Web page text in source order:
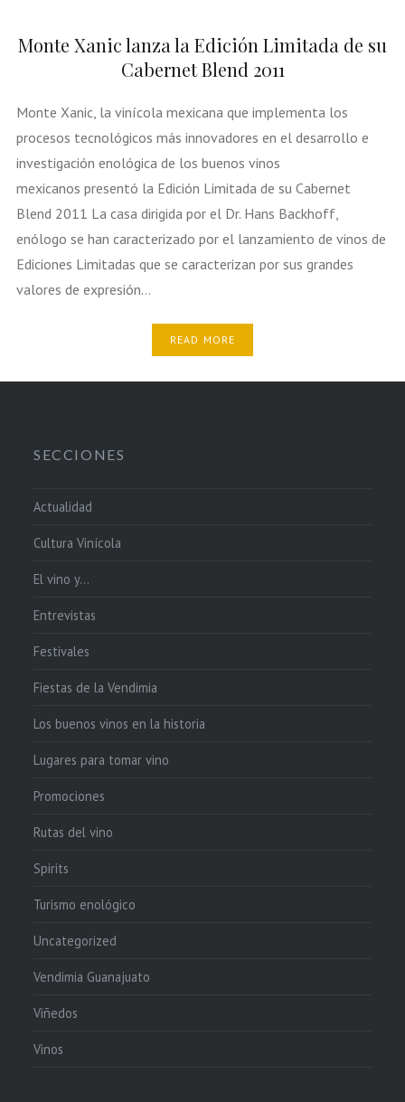
Monte Xanic lanza la Edición Limitada de su
Cabernet Blend 2011
Monte Xanic, la vinícola mexicana que implementa los
procesos tecnológicos más innovadores en el desarrollo e
investigación enológica de los buenos vinos
mexicanos presentó la Edición Limitada de su Cabernet
Blend 2011 La casa dirigida por el Dr. Hans Backhoff,
enólogo se han caracterizado por el lanzamiento de vinos de
Ediciones Limitadas que se caracterizan por sus grandes
valores de expresión…
READ MORE
SECCIONES
Actualidad
Cultura Vinícola
El vino y…
Entrevistas
Festivales
Fiestas de la Vendimia
Los buenos vinos en la historia
Lugares para tomar vino
Promociones
Rutas del vino
Spirits
Turismo enológico
Uncategorized
Vendimia Guanajuato
Viñedos
Vinos